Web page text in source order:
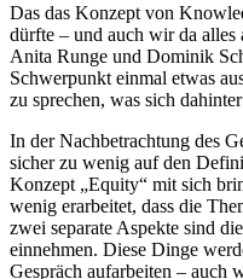
Das das Konzept von
dürfte – und auch wir da alles
Anita Runge und Dominik
Schwerpunkt einmal etwas
zu sprechen, was sich
In der Nachbetrachtung des
sicher zu wenig auf den
Konzept „Equity“ mit sich
wenig erarbeitet, dass die
zwei separate Aspekte sind
einnehmen. Diese Dinge
Gespräch aufarbeiten – auch